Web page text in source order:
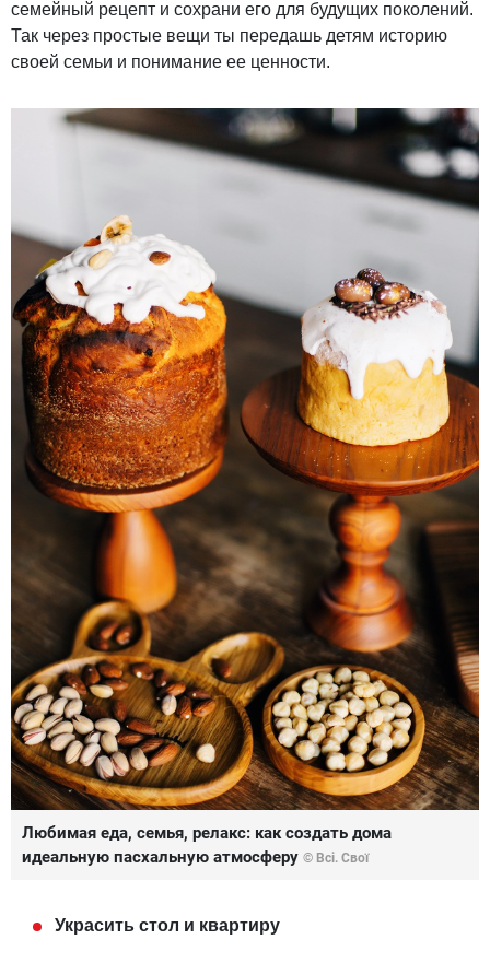
семейный рецепт и сохрани его для будущих поколений.
Так через простые вещи ты передашь детям историю
своей семьи и понимание ее ценности.
Любимая еда, семья, релакс: как создать дома
идеальную пасхальную атмосферу © Всі. Свої
Украсить стол и квартиру